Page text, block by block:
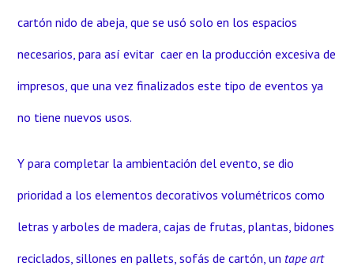
cartón nido de abeja, que se usó solo en los espacios
necesarios, para así evitar caer en la producción excesiva de
impresos, que una vez finalizados este tipo de eventos ya
no tiene nuevos usos.
Y para completar la ambientación del evento, se dio
prioridad a los elementos decorativos volumétricos como
letras y arboles de madera, cajas de frutas, plantas, bidones
reciclados, sillones en pallets, sofás de cartón, un tape art